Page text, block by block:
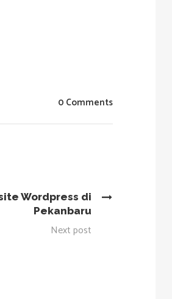
0 Comments
Wordpress di
Pekanbaru
Next post